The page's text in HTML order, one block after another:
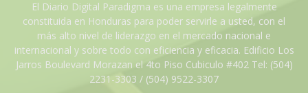
El Diario Digital Paradigma es una empresa legalmente
constituida en Honduras para poder servirle a usted, con el
más alto nivel de liderazgo en el mercado nacional e
internacional y sobre todo con eficiencia y eficacia. Edificio Los
Jarros Boulevard Morazan el 4to Piso Cubiculo #402 Tel: (504)
2231-3303 / (504) 9522-3307